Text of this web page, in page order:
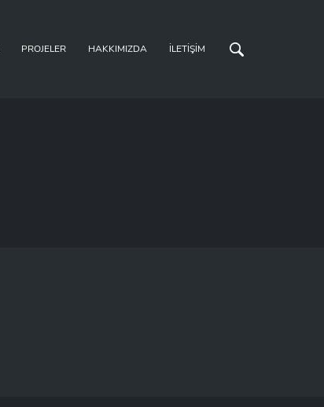
PROJELER HAKKIMIZDA İLETIŞIM